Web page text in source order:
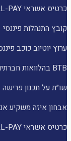
כרטיס אשראי CLAL-PAY
קובץ התנהלות פיננסי
ערוץ יוטיוב כוכב
BTB בהלוואות חברתיות
שו״ת על תכנון פרישה
אבחון איזה משקיע
כרטיס אשראי CLAL-PAY